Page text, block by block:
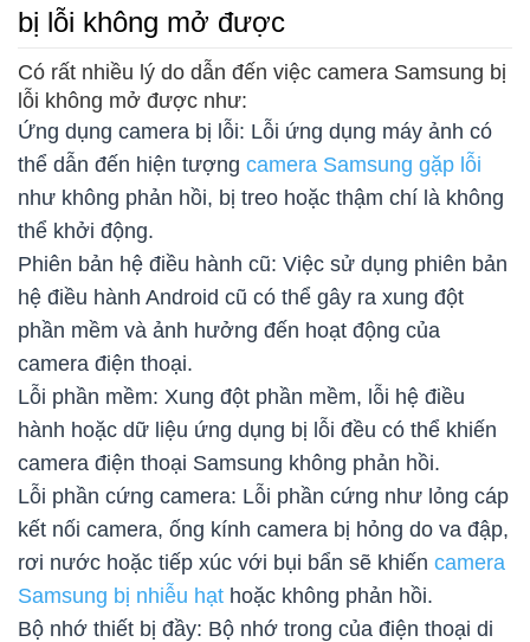
bị lỗi không mở được
Có rất nhiều lý do dẫn đến việc camera Samsung bị
lỗi không mở được như:
Ứng dụng camera bị lỗi: Lỗi ứng dụng máy ảnh có
thể dẫn đến hiện tượng camera Samsung gặp lỗi
như không phản hồi, bị treo hoặc thậm chí là không
thể khởi động.
Phiên bản hệ điều hành cũ: Việc sử dụng phiên bản
hệ điều hành Android cũ có thể gây ra xung đột
phần mềm và ảnh hưởng đến hoạt động của
camera điện thoại.
Lỗi phần mềm: Xung đột phần mềm, lỗi hệ điều
hành hoặc dữ liệu ứng dụng bị lỗi đều có thể khiến
camera điện thoại Samsung không phản hồi.
Lỗi phần cứng camera: Lỗi phần cứng như lỏng cáp
kết nối camera, ống kính camera bị hỏng do va đập,
rơi nước hoặc tiếp xúc với bụi bẩn sẽ khiến camera
Samsung bị nhiễu hạt hoặc không phản hồi.
Bộ nhớ thiết bị đầy: Bộ nhớ trong của điện thoại di